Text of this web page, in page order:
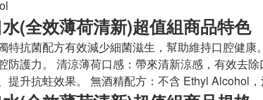
(全效薄荷清新)超值組商品特色
特抗菌配方有效減少細菌滋生，幫助維持口腔健
防護力。 清涼薄荷口感：帶來清新涼感，有效去
提升抗蛀效果。 無酒精配方：不含 Ethyl Alcohol，